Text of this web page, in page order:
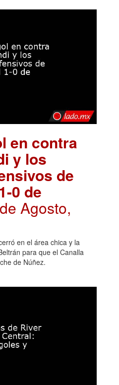
en contra
y los
de
0 de
Agosto,
en el área chica y la
para que el Canalla
de Núñez.